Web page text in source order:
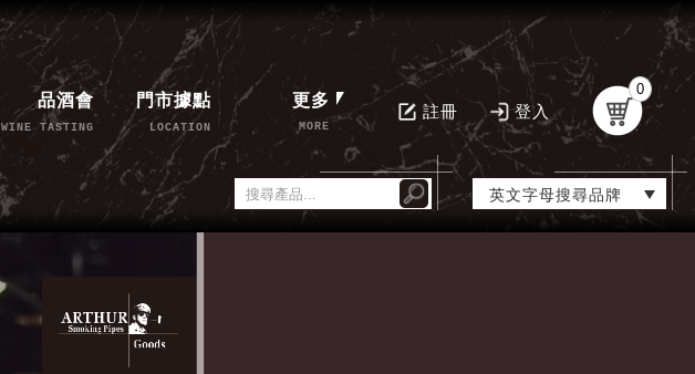
品酒會
WINE TASTING
門市據點
LOCATION
更多
MORE
註冊 登入
0
英文字母搜尋品牌